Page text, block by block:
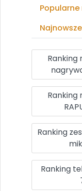
Ranking
Ranking
Ranking
Ranking